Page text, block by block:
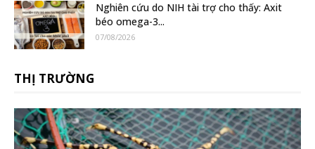
Nghiên cứu do NIH tài trợ cho thấy: Axit
béo omega-3...
07/08/2026
THỊ TRƯỜNG